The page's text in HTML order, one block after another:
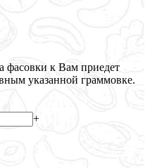
фасовки к Вам приедет
указанной граммовке.
+